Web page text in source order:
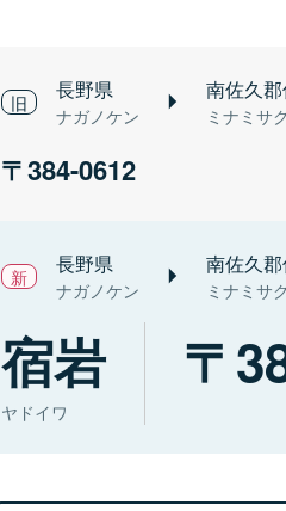
長野県
ナガノケン
南佐久
ミナミサ
384-0612
長野県
ナガノケン
南佐久
ミナミサ
宿岩
ヤドイワ